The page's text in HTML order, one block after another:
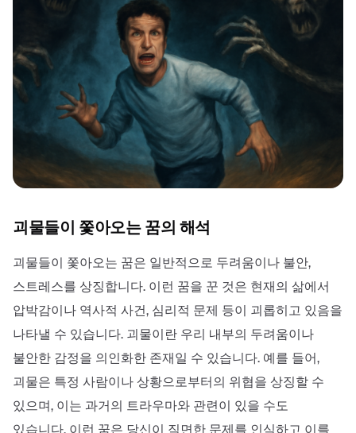
괴물들이 쫓아오는 꿈의 해석
괴물들이 쫓아오는 꿈은 일반적으로 두려움이나 불안,
스트레스를 상징합니다. 이런 꿈을 꾼 것은 현재의 삶에서
압박감이나 역사적 사건, 심리적 문제 등이 괴롭히고 있음을
나타낼 수 있습니다. 괴물이란 우리 내부의 두려움이나
불안한 감정을 의인화한 존재일 수 있습니다. 예를 들어,
괴물은 특정 사람이나 상황으로부터의 위협을 상징할 수
있으며, 이는 과거의 트라우마와 관련이 있을 수도
있습니다. 이런 꿈은 당신이 직면한 문제를 인식하고 이를